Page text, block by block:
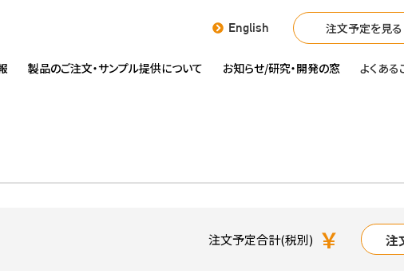
English 注文予定を見る
製品のご注文・サンプル提供について お知らせ/研究・開発の窓 よくある
注文予定合計(税別) ￥ 注